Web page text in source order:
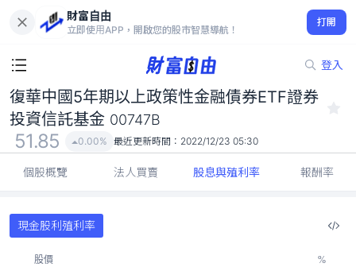
財富自由
立即使用APP，開啟您的股市智慧導航！
打開
登入
復華中國5年期以上政策性金融債券ETF證券投資信託基金
00747B
51.85
0.00%
復華中國5年期以上政策性金融債券ETF證券
投資信託基金 00747B
51.85 0.00% 最近更新時間： 2022/12/23 05:30
個股概覽 法人買賣 股息與殖利率 報酬率
現金股利殖利率